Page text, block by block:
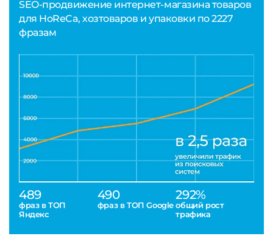
SEO-продвижение интернет-магазина товаров
для HoReCa, хозтоваров и упаковки по 2227
фразам
489
фраз в ТОП
Яндекс
490
фраз в ТОП Google
292%
общий рост
трафика